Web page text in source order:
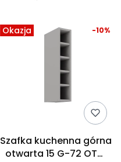
Okazja
Szafka kuchenna górna
otwarta 15 G-72 OTW
-10%